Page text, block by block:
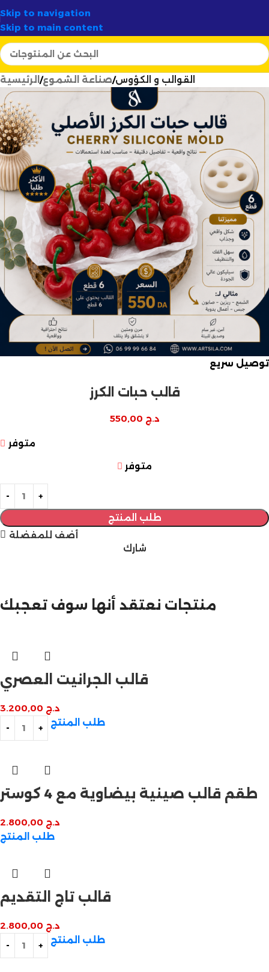
Skip to navigation
Skip to main content
✨الوجهة الأولى لصناع الشموع في الجزائر
الرئيسية صناعة الشموع القوالب و الكؤوس
توصيل سريع
قالب حبات الكرز
د.ج
متوفر
متوفر
طلب المنتج
أضف للمفضلة
شارك
تخفيضات نهاية السنة
منتجات نعتقد أنها سوف تعجبك
قالب الجرانيت العصري
د.ج
طلب المنتج
طقم قالب صينية بيضاوية مع 4 كوستر
د.ج
طلب المنتج
قالب تاج التقديم
د.ج
طلب المنتج